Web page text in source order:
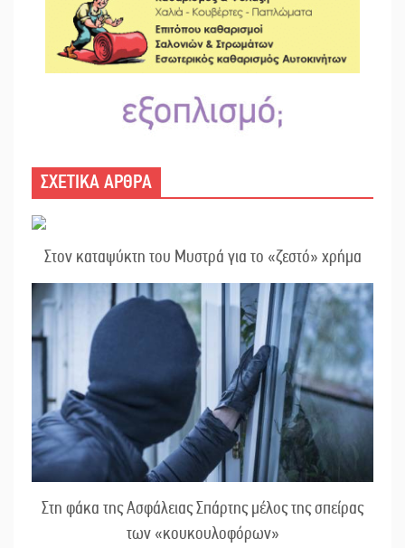
ΣΧΕΤΙΚΑ ΑΡΘΡΑ
Στον καταψύκτη του Μυστρά για το «ζεστό» χρήμα
Στη φάκα της Ασφάλειας Σπάρτης μέλος της σπείρας
των «κουκουλοφόρων»